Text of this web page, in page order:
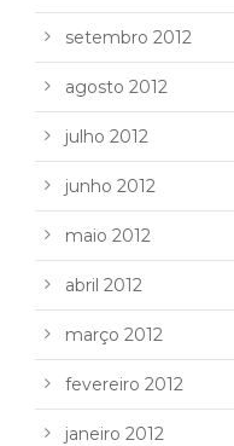
setembro 2012
agosto 2012
julho 2012
junho 2012
maio 2012
abril 2012
março 2012
fevereiro 2012
janeiro 2012